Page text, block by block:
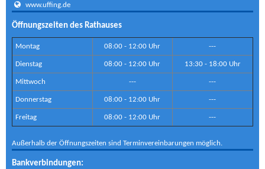
www.uffing.de
Öffnungszeiten des Rathauses
Montag 08:00 - 12:00 Uhr ---
Dienstag 08:00 - 12:00 Uhr 13:30 - 18:00 Uhr
Mittwoch --- ---
Donnerstag 08:00 - 12:00 Uhr ---
Freitag 08:00 - 12:00 Uhr ---
Außerhalb der Öffnungszeiten sind Terminvereinbarungen möglich.
Bankverbindungen: